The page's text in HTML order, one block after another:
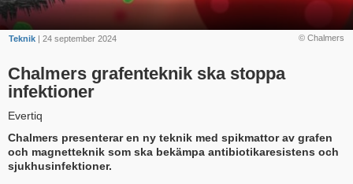
© Chalmers
Teknik | 24 september 2024
Chalmers grafenteknik ska stoppa
infektioner
Evertiq
Chalmers presenterar en ny teknik med spikmattor av grafen
och magnetteknik som ska bekämpa antibiotikaresistens och
sjukhusinfektioner.